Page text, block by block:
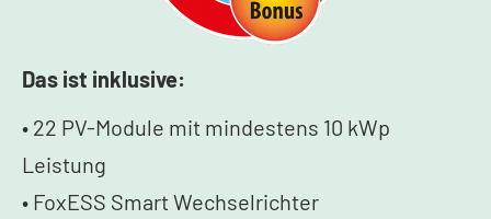
Das ist inklusive:
• 22 PV-Module mit mindestens 10 kWp
Leistung
• FoxESS Smart Wechselrichter